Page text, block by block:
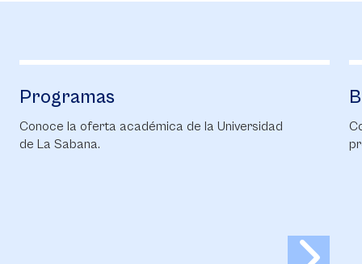
Programas
Conoce la oferta académica de la Universidad
de La Sabana.